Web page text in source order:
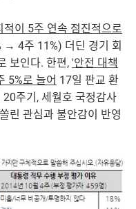
적이 5주 연속 점진적으로
4주 11%) 더딘 경기 회
보인다. 한편, '안전 대책
5%로 늘어 17일 판교 환
주기, 세월호 국정감사
린 관심과 불안감이 반영